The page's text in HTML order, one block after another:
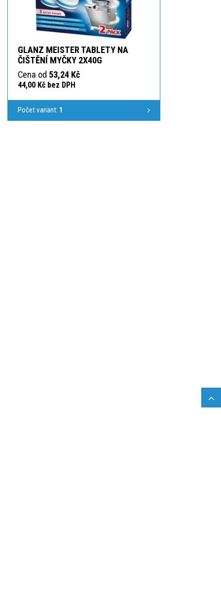
GLANZ MEISTER TABLETY NA
ČIŠTĚNÍ MYČKY 2X40G
Cena od 53,24 Kč
44,00 Kč bez DPH
Počet variant: 1